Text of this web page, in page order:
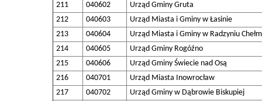
211
040602
Urząd Gminy Gruta
212
040603
Urząd Miasta i Gminy w Łasinie
213
040604
Urząd Miasta i Gminy w Radzyniu
214
040605
Urząd Gminy Rogóźno
215
040606
Urząd Gminy Świecie nad Osą
216
040701
Urząd Miasta Inowrocław
217
040702
Urząd Gminy w Dąbrowie Biskupiej